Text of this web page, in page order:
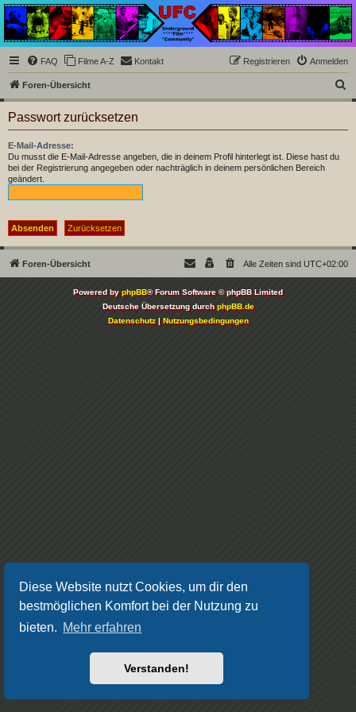
Diese Website nutzt Cookies, um dir den
bestmöglichen Komfort bei der Nutzung zu
bieten. Mehr erfahren
Verstanden!
Underground Film
Community
Die Underground Film Community ist ein deutschsprachiges Filmforum und ein Paradies
für Cineasten und Filmsüchtige jenseits des Mainstreams.
FAQ Filme A-Z Kontakt Anmelden
Registrieren
Foren-Übersicht
u
Passwort zurücksetzen
E-Mail-Adresse:
Du musst die E-Mail-Adresse angeben, die in deinem Profil hinterlegt ist. Diese hast du
bei der Registrierung angegeben oder nachträglich in deinem persönlichen Bereich
geändert.
Foren-Übersicht Alle Zeiten sind UTC+02:00
Powered byphpBB® Forum Software © phpBB Limited
Deutsche Übersetzung durchphpBB.de
Datenschutz|Nutzungsbedingungen